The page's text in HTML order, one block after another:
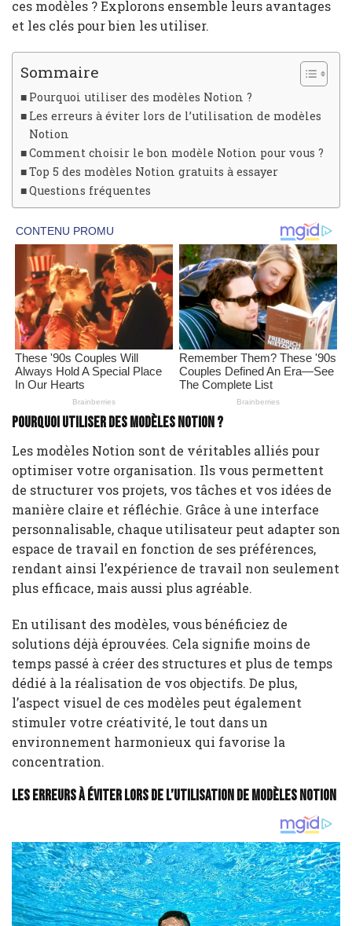
ces modèles ? Explorons ensemble leurs avantages
et les clés pour bien les utiliser.
Sommaire
Pourquoi utiliser des modèles Notion ?
Les erreurs à éviter lors de l’utilisation de modèles
Notion
Comment choisir le bon modèle Notion pour vous ?
Top 5 des modèles Notion gratuits à essayer
Questions fréquentes
Pourquoi utiliser des modèles Notion ?
Les modèles Notion sont de véritables alliés pour
optimiser votre organisation. Ils vous permettent
de structurer vos projets, vos tâches et vos idées de
manière claire et réfléchie. Grâce à une interface
personnalisable, chaque utilisateur peut adapter son
espace de travail en fonction de ses préférences,
rendant ainsi l’expérience de travail non seulement
plus efficace, mais aussi plus agréable.
En utilisant des modèles, vous bénéficiez de
solutions déjà éprouvées. Cela signifie moins de
temps passé à créer des structures et plus de temps
dédié à la réalisation de vos objectifs. De plus,
l’aspect visuel de ces modèles peut également
stimuler votre créativité, le tout dans un
environnement harmonieux qui favorise la
concentration.
Les erreurs à éviter lors de l’utilisation de modèles Notion